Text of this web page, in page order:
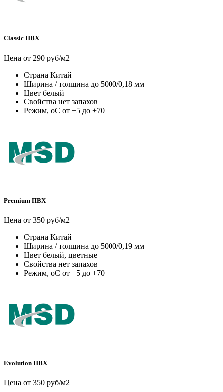
Classic ПВХ
Цена от 290 руб/м2
Страна Китай
Ширина / толщина до 5000/0,18 мм
Цвет белый
Свойства нет запахов
Режим, оС от +5 до +70
Premium ПВХ
Цена от 350 руб/м2
Страна Китай
Ширина / толщина до 5000/0,19 мм
Цвет белый, цветные
Свойства нет запахов
Режим, оС от +5 до +70
Evolution ПВХ
Цена от 350 руб/м2